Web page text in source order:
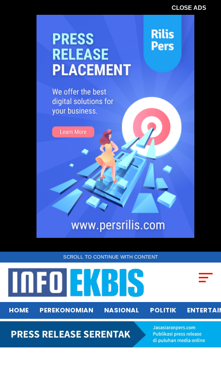
CLOSE ADS
SCROLL TO CONTINUE WITH CONTENT
HOME PEREKONOMIAN NASIONAL POLITIK